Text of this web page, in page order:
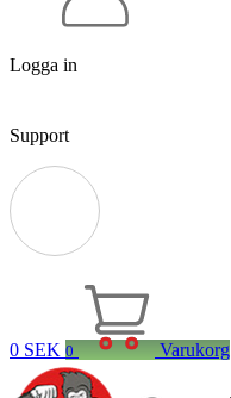
Logga in
Support
0 SEK 0 Varukorg